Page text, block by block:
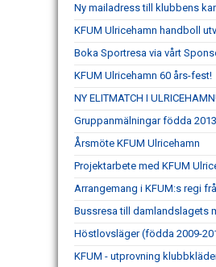
Ny mailadress till klubbens
KFUM Ulricehamn handboll
Boka Sportresa via vårt
KFUM Ulricehamn 60 års-fest!
NY ELITMATCH I
Gruppanmälningar födda
Årsmöte KFUM Ulricehamn
Projektarbete med KFUM
Arrangemang i KFUM:s regi
Bussresa till damlandslagets
Höstlovsläger (födda 2009-
KFUM - utprovning